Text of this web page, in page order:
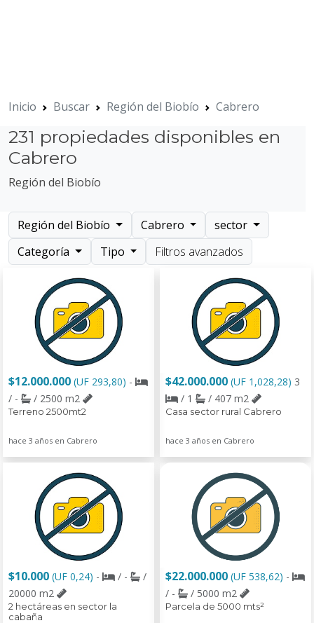
Inicio Buscar Región del Biobío Cabrero
231 propiedades disponibles en
Cabrero
Región del Biobío
Región del Biobío Cabrero
sector
Categoría
Tipo Filtros avanzados
$12.000.000 (UF 293,80) -
/ -
/ 2500 m2
Terreno 2500mt2
hace 3 años en Cabrero
$42.000.000 (UF 1,028,28) 3
/ 1
/ 407 m2
Casa sector rural Cabrero
hace 3 años en Cabrero
$10.000 (UF 0,24) - / -
/
20000 m2
2 hectáreas en sector la
cabaña
$22.000.000 (UF 538,62) -
/ -
/ 5000 m2
Parcela de 5000 mts²